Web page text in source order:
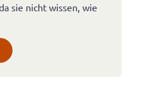
sie nicht wissen, wie